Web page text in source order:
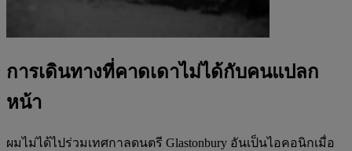
การเดินทางที่คาดเดาไม่ได้กับคนแปลก
หน้า
ผมไม่ได้ไปร่วมเทศกาลดนตรี Glastonbury อันเป็นไอคอนิกเมื่อ